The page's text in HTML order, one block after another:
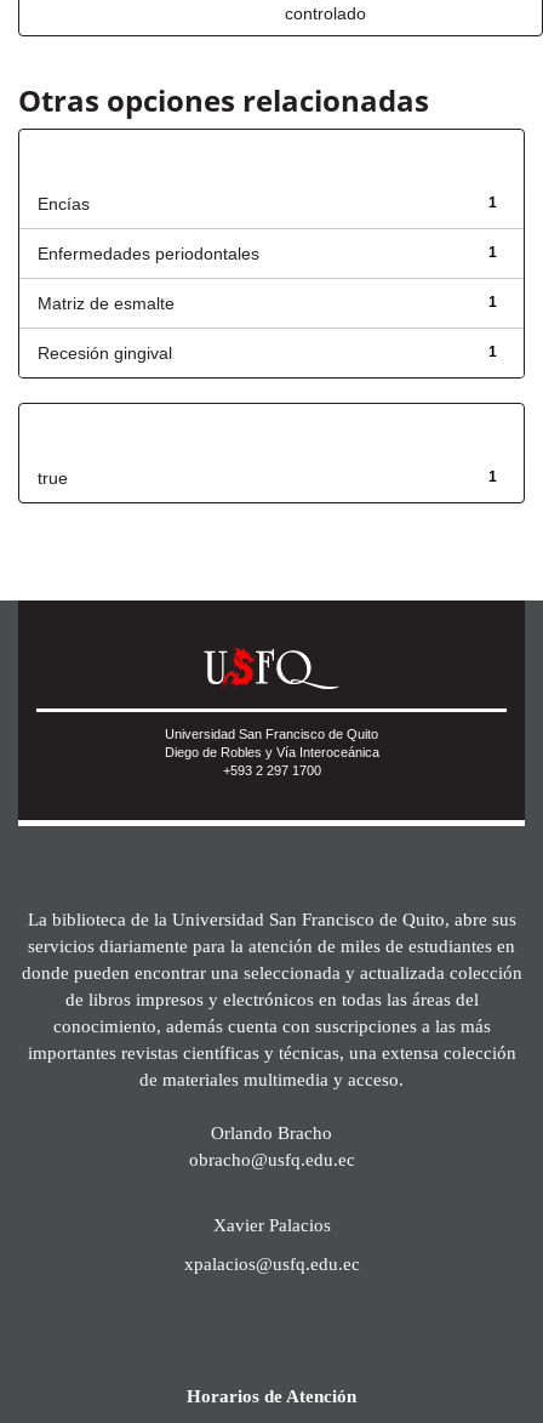
controlado
Otras opciones relacionadas
1
Encías
1
Enfermedades periodontales
1
Matriz de esmalte
1
Recesión gingival
1
true
Universidad San Francisco de Quito
Diego de Robles y Vía Interoceánica
+593 2 297 1700
La biblioteca de la Universidad San Francisco de Quito, abre sus
servicios diariamente para la atención de miles de estudiantes en
donde pueden encontrar una seleccionada y actualizada colección
de libros impresos y electrónicos en todas las áreas del
conocimiento, además cuenta con suscripciones a las más
importantes revistas científicas y técnicas, una extensa colección
de materiales multimedia y acceso.
Orlando Bracho
obracho@usfq.edu.ec
Xavier Palacios
xpalacios@usfq.edu.ec
Horarios de Atención